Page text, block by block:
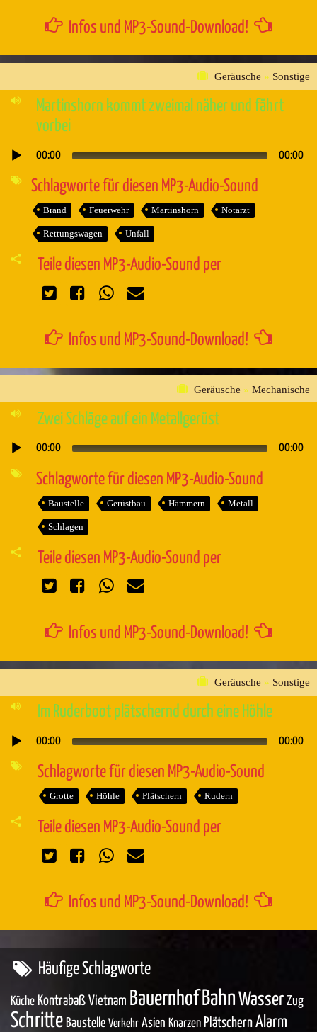
Infos und MP3-Sound-Download!
Geräusche » Sonstige
Martinshorn kommt zweimal näher und fährt
vorbei
Audio-
00:00 00:00
Schlagworte für diesen MP3-Audio-Sound
Brand Feuerwehr Martinshorn Notarzt
Rettungswagen Unfall
Teile diesen MP3-Audio-Sound per
Infos und MP3-Sound-Download!
Geräusche » Mechanische
Zwei Schläge auf ein Metallgerüst
Audio-
00:00 00:00
Schlagworte für diesen MP3-Audio-Sound
Baustelle Gerüstbau Hämmern Metall
Schlagen
Teile diesen MP3-Audio-Sound per
Infos und MP3-Sound-Download!
Geräusche » Sonstige
Im Ruderboot plätschernd durch eine Höhle
Audio-
00:00 00:00
Schlagworte für diesen MP3-Audio-Sound
Grotte Höhle Plätschern Rudern
Teile diesen MP3-Audio-Sound per
Infos und MP3-Sound-Download!
Häufige Schlagworte
Küche Kontrabaß Vietnam Bauernhof BahnWasser Zug
Schritte Baustelle Verkehr Asien Knarzen Plätschern Alarm